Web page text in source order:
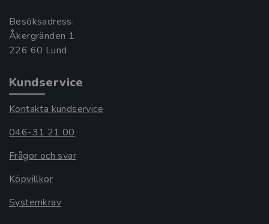
Besöksadress:
Åkergränden 1
Kundservice
Kontakta kundservice
046-31 21 00
Frågor och svar
Köpvillkor
Systemkrav